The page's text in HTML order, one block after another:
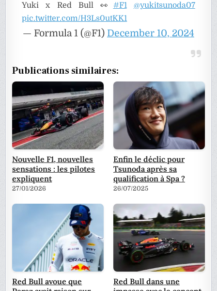
Yuki x Red Bull 👀 #F1
@yukitsunoda07
pic.twitter.com/H3Ls0utKK1
— Formula 1 (@F1) December 10, 2024
Publications similaires:
Nouvelle F1, nouvelles
sensations : les pilotes
expliquent
27/01/2026
Enfin le déclic pour
Tsunoda après sa
qualification à Spa ?
26/07/2025
Red Bull avoue que
Red Bull dans une